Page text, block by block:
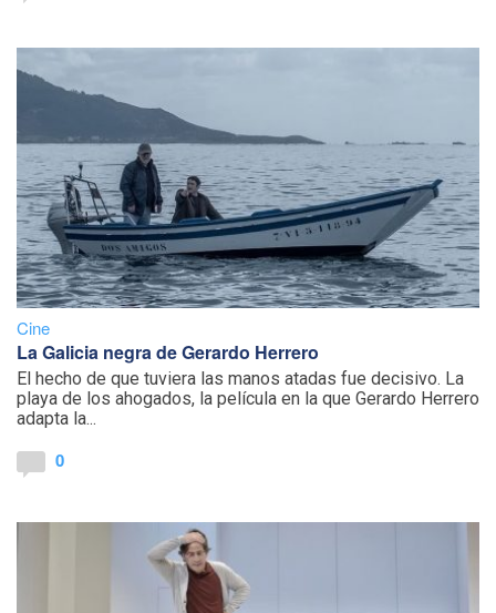
Cine
La Galicia negra de Gerardo Herrero
El hecho de que tuviera las manos atadas fue decisivo. La
playa de los ahogados, la película en la que Gerardo Herrero
adapta la...
0